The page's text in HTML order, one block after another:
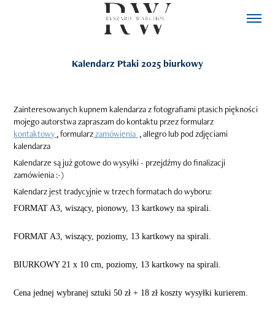
Kalendarz Ptaki 2025 biurkowy
Zainteresowanych kupnem kalendarza z fotografiami ptasich piękności
mojego autorstwa zapraszam do kontaktu przez formularz
kontaktowy, formularzzamówienia , allegro lub pod zdjęciami
kalendarza
Kalendarze są już gotowe do wysyłki - przejdźmy do finalizacji
zamówienia :-)
Kalendarz jest tradycyjnie w trzech formatach do wyboru:
FORMAT A3, wiszący, pionowy, 13 kartkowy na spirali.
FORMAT A3, wiszący, poziomy, 13 kartkowy na spirali.
BIURKOWY 21 x 10 cm, poziomy, 13 kartkowy na spirali.
Cena jednej wybranej sztuki 50 zł + 18 zł koszty wysyłki kurierem.